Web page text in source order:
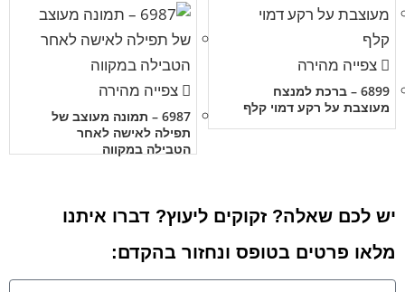
צפייה מהירה
6899 – ברכת למנצח
מעוצבת על רקע דמוי קלף
צפייה מהירה
6987 – תמונה מעוצב של
תפילה לאישה לאחר
הטבילה במקווה
יש לכם שאלה? זקוקים ליעוץ? דברו איתנו
מלאו פרטים בטופס ונחזור בהקדם: